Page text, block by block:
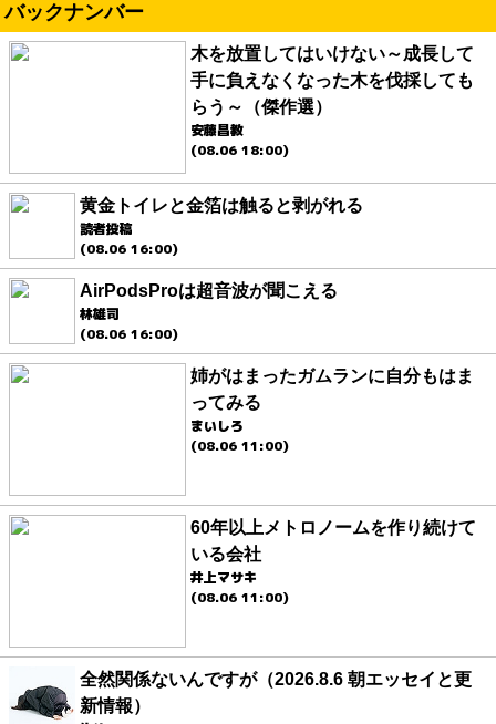
バックナンバー
木を放置してはいけない～成長して
手に負えなくなった木を伐採しても
らう～（傑作選）
安藤昌教
(08.06 18:00)
黄金トイレと金箔は触ると剥がれる
読者投稿
(08.06 16:00)
AirPodsProは超音波が聞こえる
林雄司
(08.06 16:00)
姉がはまったガムランに自分もはま
ってみる
まいしろ
(08.06 11:00)
60年以上メトロノームを作り続けて
いる会社
井上マサキ
(08.06 11:00)
全然関係ないんですが（2026.8.6 朝エッセイと更
新情報）